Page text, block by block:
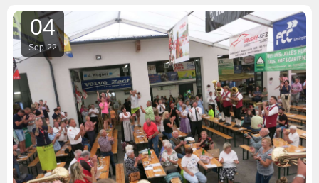
04
Sep 22